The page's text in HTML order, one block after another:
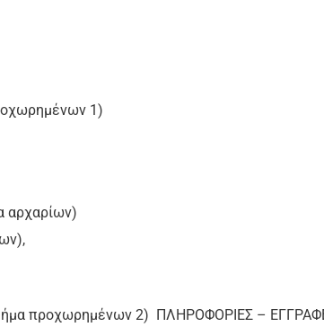
1)
αρχαρίων)
προχωρημένων 2) ΠΛΗΡΟΦΟΡΙΕΣ –